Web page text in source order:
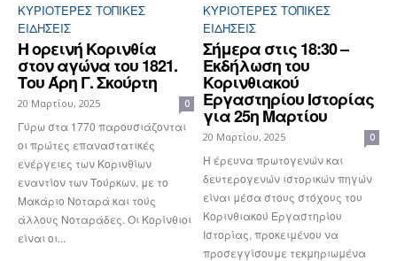
ΚΥΡΙΌΤΕΡΕΣ ΤΟΠΙΚΈΣ
ΕΙΔΉΣΕΙΣ
Η ορεινή Κορινθία
στον αγώνα του 1821.
Του Άρη Γ. Σκούρτη
20 Μαρτίου, 2025 0
Γύρω στα 1770 παρουσιάζονται
οι πρώτες επαναστατικές
ενέργειες των Κορινθίων
εναντίον των Τούρκων, με το
Μακάριο Νοταρά και τούς
άλλους Νοταράδες. Οι Κορίνθιοι
είναι οι...
ΚΥΡΙΌΤΕΡΕΣ ΤΟΠΙΚΈΣ
ΕΙΔΉΣΕΙΣ
Σήμερα στις 18:30 –
Εκδήλωση του
Κορινθιακού
Εργαστηρίου Ιστορίας
για 25η Μαρτίου
20 Μαρτίου, 2025 0
Η έρευνα πρωτογενών και
δευτερογενών ιστορικών πηγών
είναι μέσα στους στόχους του
Κορινθιακού Εργαστηρίου
Ιστορίας, προκειμένου να
προσεγγίσουμε τεκμηριωμένα